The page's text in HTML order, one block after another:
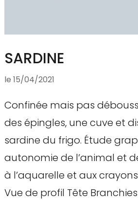
SARDINE
le 15/04/2021
Confinée mais pas
des épingles, une cuve et
sardine du frigo. Étude
autonomie de l’animal et
à l’aquarelle et aux
Vue de profil Tête